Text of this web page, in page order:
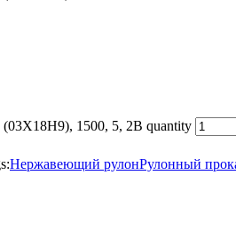
1500, 5, 2B quantity
Нержавеющий рулонРулонный